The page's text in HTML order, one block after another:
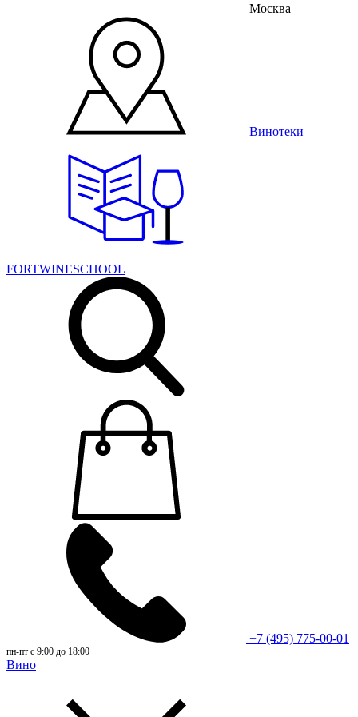
Москва
Винотеки
FORTWINESCHOOL
+7 (495) 775-00-01
пн-пт с 9:00 до 18:00
Вино